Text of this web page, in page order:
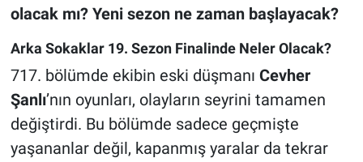
olacak mı? Yeni sezon ne zaman başlayacak?
Arka Sokaklar 19. Sezon Finalinde Neler Olacak?
717. bölümde ekibin eski düşmanı Cevher
Şanlı’nın oyunları, olayların seyrini tamamen
değiştirdi. Bu bölümde sadece geçmişte
yaşananlar değil, kapanmış yaralar da tekrar